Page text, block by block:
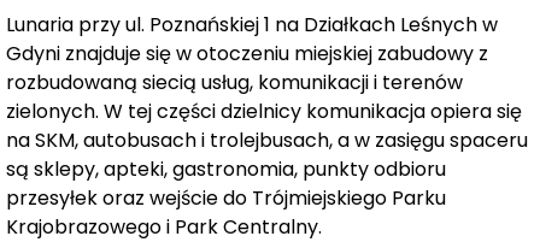
Mieszkania dwupokojowe o powierzchni od 37 do 47
m²zapewniają komfort i wygodę, idealnie pasują do
potrzeb młodych rodzin. W ofercie znajdują się także
trzypokojowe mieszkania, których metraż waha się
od 46 m² do ponad 63 m².Większość z nich to lokale
dwustronne, co zapewnia doskonałe doświetlenie i
wentylację.
Lunaria przy ul. Poznańskiej 1 na Działkach Leśnych w
Gdyni znajduje się w otoczeniu miejskiej zabudowy z
rozbudowaną siecią usług, komunikacji i terenów
zielonych. W tej części dzielnicy komunikacja opiera się
na SKM, autobusach i trolejbusach, a w zasięgu spaceru
są sklepy, apteki, gastronomia, punkty odbioru
przesyłek oraz wejście do Trójmiejskiego Parku
Krajobrazowego i Park Centralny.